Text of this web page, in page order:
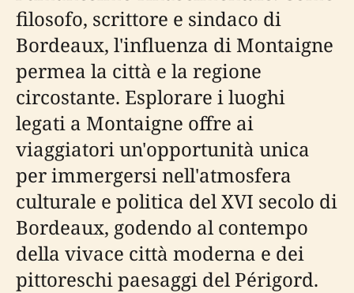
filosofo, scrittore e sindaco di
Bordeaux, l'influenza di Montaigne
permea la città e la regione
circostante. Esplorare i luoghi
legati a Montaigne offre ai
viaggiatori un'opportunità unica
per immergersi nell'atmosfera
culturale e politica del XVI secolo di
Bordeaux, godendo al contempo
della vivace città moderna e dei
pittoreschi paesaggi del Périgord.